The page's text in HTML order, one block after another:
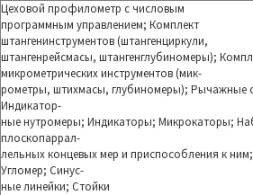
Цеховой профилометр с числовым
программнымуправлением; Комплект
штангенинструментов (штангенциркули,
штангенрейсмасы, штангенглубиномеры);
микрометрических инструментов (мик-
рометры, штихмасы, глубиномеры); Рычажные
Индикатор-
ные нутромеры; Индикаторы; Микрокаторы;
плоскопаррал-
лельных концевых мер и приспособления к ним;
Угломер; Синус-
ные линейки; Стойки